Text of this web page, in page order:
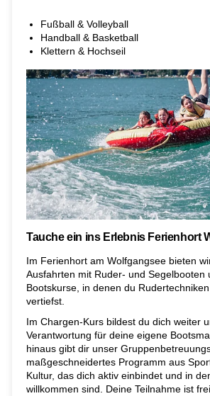
Fußball & Volleyball
Handball & Basketball
Klettern & Hochseil
Tauche ein ins Erlebnis Ferienhort
Im Ferienhort am Wolfgangsee bieten
Ausfahrten mit Ruder- und Segelbooten
Bootskurse, in denen du
vertiefst.
Im Chargen-Kurs bildest du dich weiter
Verantwortung für deine eigene
hinaus gibt dir unser
maßgeschneidertes Programm aus
Kultur, das dich aktiv einbindet und in
willkommen sind. Deine Teilnahme ist